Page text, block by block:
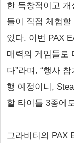
한 독창적이고
들이 직접 체험
있다. 이번 PAX
매력의 게임들로
다”라며, “행사
행 예정이니,
할 타이틀 3종에
그라비티의 PAX